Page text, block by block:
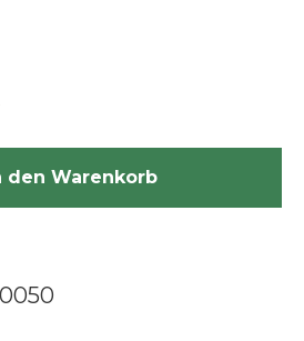
Wert ein oder benutze die
den Warenkorb